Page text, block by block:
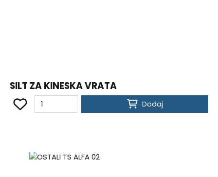
SILT ZA KINESKA VRATA
Dodaj